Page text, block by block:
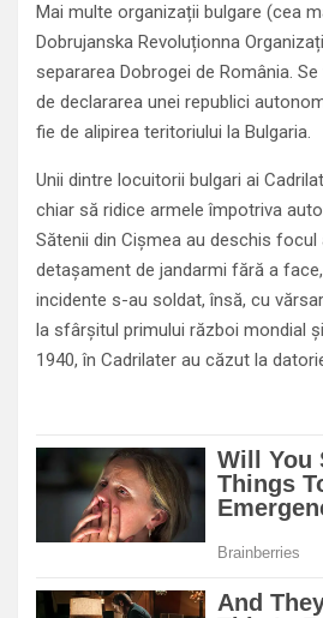
Mai multe organizații bulgare (cea
Dobrujanska Revoluționna
separarea Dobrogei de România.
de declararea unei republici
fie de alipirea teritoriului la Bulgaria.
Unii dintre locuitorii bulgari ai
chiar să ridice armele împotriva
Sătenii din Cișmea au deschis focul
detașament de jandarmi fără a
incidente s-au soldat, însă, cu
la sfârșitul primului război mondial
1940, în Cadrilater au căzut la